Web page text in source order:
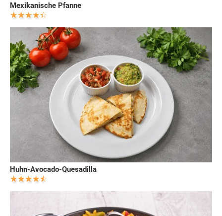
Mexikanische Pfanne
Huhn-Avocado-Quesadilla